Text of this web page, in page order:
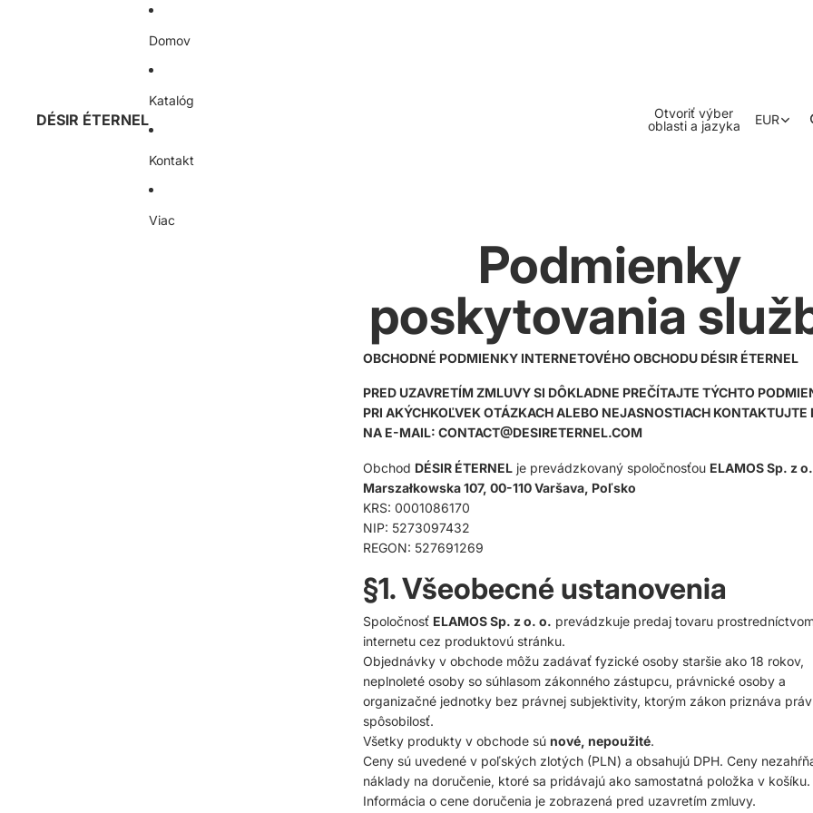
DÉSIR ÉTERNEL
Domov
Katalóg
Kontakt
Viac
Otvoriť výber
oblasti a jazyka
EUR
Podmienky
poskytovania
OBCHODNÉ PODMIENKY INTERNETOVÉHO OBCHODU DÉSIR ÉTERNEL
PRED UZAVRETÍM ZMLUVY SI DÔKLADNE PREČÍTAJTE TÝCHTO
PRI AKÝCHKOĽVEK OTÁZKACH ALEBO NEJASNOSTIACH KONTAKTUJTE
NA E-MAIL: CONTACT@DESIRETERNEL.COM
Obchod DÉSIR ÉTERNELje prevádzkovaný spoločnosťou ELAMOS Sp. z
Marszałkowska 107, 00-110 Varšava, Poľsko
KRS: 0001086170
NIP: 5273097432
REGON: 527691269
§1. Všeobecné ustanovenia
Spoločnosť ELAMOS Sp. z o. o. prevádzkuje predaj tovaru
internetu cez produktovú stránku.
Objednávky v obchode môžu zadávať fyzické osoby staršie ako 18 rokov,
neplnoleté osoby so súhlasom zákonného zástupcu, právnické osoby a
organizačné jednotky bez právnej subjektivity, ktorým zákon priznáva
spôsobilosť.
Všetky produkty v obchode sú nové, nepoužité.
Ceny sú uvedené v poľských zlotých (PLN) a obsahujú DPH. Ceny
náklady na doručenie, ktoré sa pridávajú ako samostatná položka v košíku.
Informácia o cene doručenia je zobrazená pred uzavretím zmluvy.